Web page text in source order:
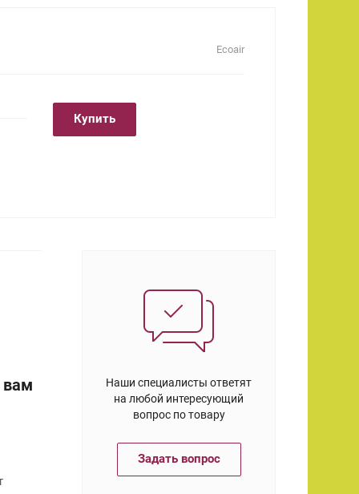
Ecoair
Купить
Наши специалисты ответят
на любой интересующий
вопрос по товару
Задать вопрос